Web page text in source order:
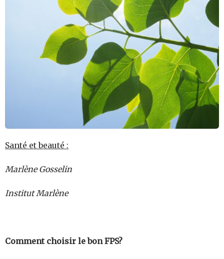
Santé et beauté :
Marlène Gosselin
Institut Marlène
Comment choisir le bon FPS?